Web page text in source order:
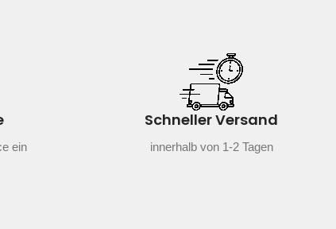
ein
Schneller Versand
innerhalb von 1-2 Tagen